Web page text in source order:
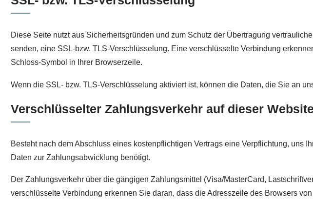
Diese Seite nutzt aus Sicherheitsgründen und zum Schutz der Übertragung
senden, eine SSL-bzw. TLS-Verschlüsselung. Eine verschlüsselte Verbindung
Schloss-Symbol in Ihrer Browserzeile.
Wenn die SSL- bzw. TLS-Verschlüsselung aktiviert ist, können die Daten, die Sie an
Verschlüsselter Zahlungsverkehr auf dieser Website
Besteht nach dem Abschluss eines kostenpflichtigen Vertrags eine Verpflichtung,
Daten zur Zahlungsabwicklung benötigt.
Der Zahlungsverkehr über die gängigen Zahlungsmittel (Visa/MasterCard,
verschlüsselte Verbindung erkennen Sie daran, dass die Adresszeile des Browsers